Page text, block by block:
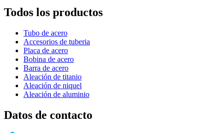
Todos los productos
Tubo de acero
Accesorios de tuberia
Placa de acero
Bobina de acero
Barra de acero
Aleación de titanio
Aleación de niquel
Aleación de aluminio
Datos de contacto